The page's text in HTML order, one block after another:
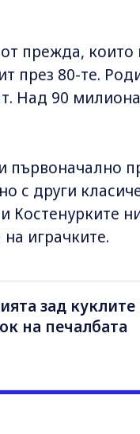
прежда, които
през 80-те.
Над 90
първоначално
с други
Костенурките
играчките.
зад
на печалбата